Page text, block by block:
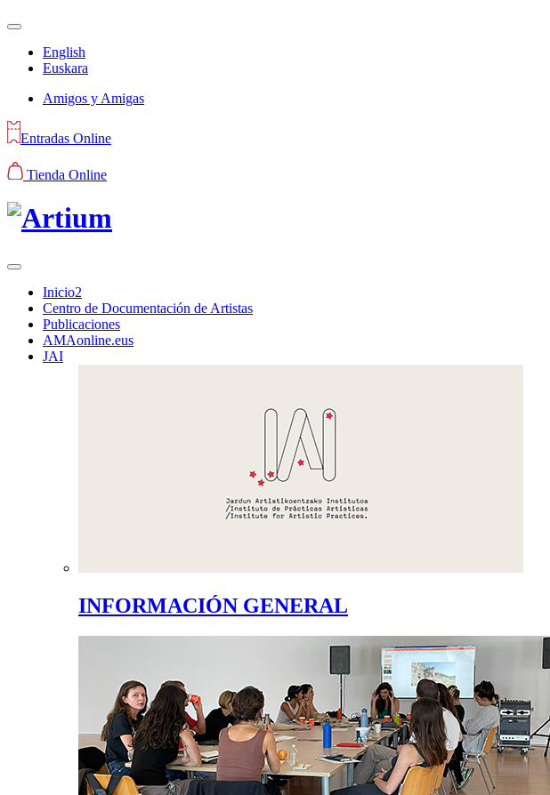
English
Euskara
Amigos y Amigas
Entradas Online
Tienda Online
Inicio2
Centro de Documentación de Artistas
Publicaciones
AMAonline.eus
JAI
INFORMACIÓN GENERAL